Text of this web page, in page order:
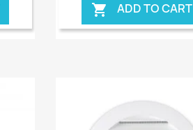
 ADD TO CART